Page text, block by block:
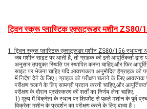
ट्विन स्क्रू प्लास्टिक एक्सट्रूडर मशीन ZS80/
1. ट्विन स्क्रू प्लास्टिक एक्सट्रूडर मशीन ZS80/156 स्थापना
जब मशीन साइट पर आती है, तो ग्राहक को इसे आपूर्तिकर्ता द्वारा
अनुसार उपयुक्त स्थिति पर स्थापित करना चाहिए;और फिर
साइट पर भेजना चाहिए यदि आवश्यकता अनुमोदित हैग्राहक को
में निर्देश देने के लिए। ग्राहक को परीक्षण चलाने के लिए आवश्यक
परीक्षण चलाने के लिए सामग्री प्रदान करनी चाहिए,और
परीक्षण के दौरान प्रसंस्करण की शर्तों का निर्णय लेना चाहिए.
1) मूल्य में विक्रेता के स्थान पर शिपमेंट से पहले मशीन के पूर्व-
विक्रेता मशीन के प्रदर्शन का परीक्षण करने के लिए बाध्य है।